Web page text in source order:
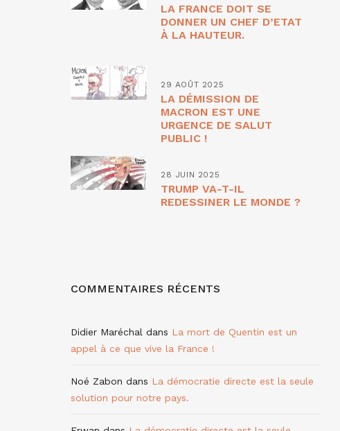
LA FRANCE DOIT SE
DONNER UN CHEF D’ETAT
À LA HAUTEUR.
29 AOÛT 2025
LA DÉMISSION DE
MACRON EST UNE
URGENCE DE SALUT
PUBLIC !
28 JUIN 2025
TRUMP VA-T-IL
REDESSINER LE MONDE ?
COMMENTAIRES RÉCENTS
Didier Maréchal dans La mort de Quentin est un
appel à ce que vive la France !
Noé Zabon dans La démocratie directe est la seule
solution pour notre pays.